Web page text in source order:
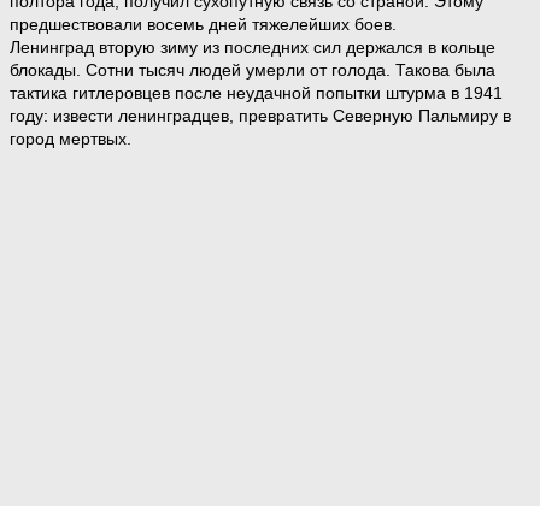
предшествовали восемь дней тяжелейших боев.
Ленинград вторую зиму из последних сил держался в кольце
блокады. Сотни тысяч людей умерли от голода. Такова была
тактика гитлеровцев после неудачной попытки штурма в 1941
году: извести ленинградцев, превратить Северную Пальмиру в
город мертвых.